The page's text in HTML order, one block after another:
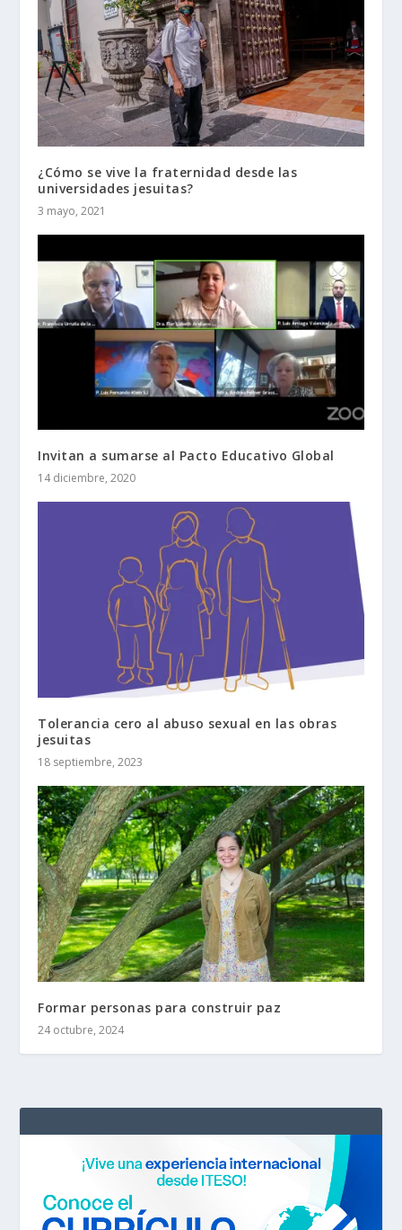
¿Cómo se vive la fraternidad desde las
universidades jesuitas?
3 mayo, 2021
Invitan a sumarse al Pacto Educativo Global
14 diciembre, 2020
Tolerancia cero al abuso sexual en las obras
jesuitas
18 septiembre, 2023
Formar personas para construir paz
24 octubre, 2024